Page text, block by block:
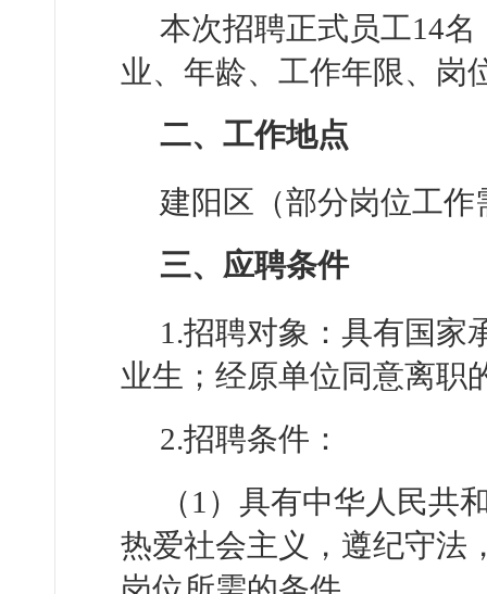
本次招聘正式员工14
业、年龄、工作年限、岗
二、工作地点
建阳区（部分岗位工作
三、应聘条件
1.招聘对象：具有国家
业生；经原单位同意离职
2.招聘条件：
（1）具有中华人民共
热爱社会主义，遵纪守法